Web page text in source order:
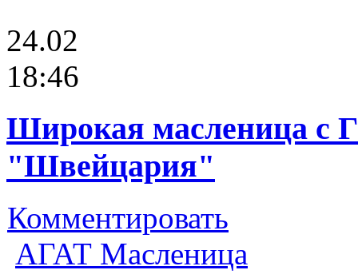
24.02
18:46
Широкая масленица с
"Швейцария"
Комментировать
АГАТ Масленица